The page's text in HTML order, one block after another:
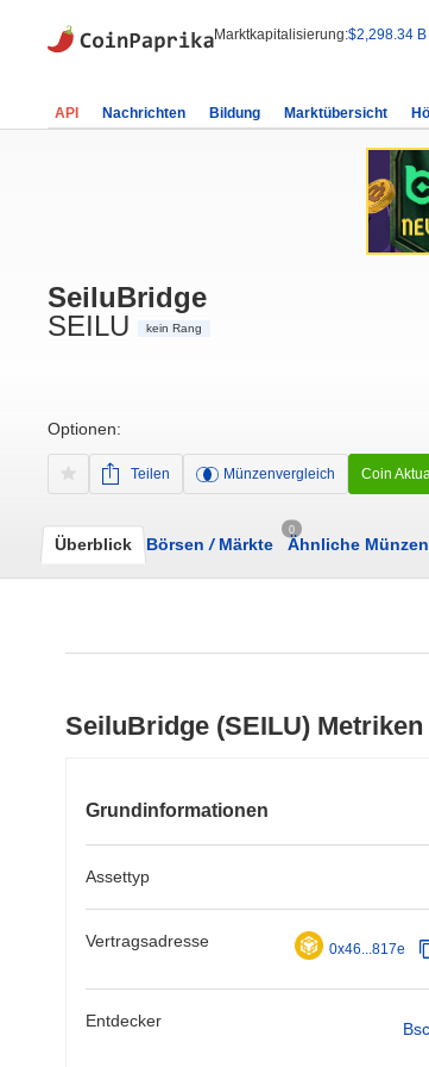
Marktkapitalisierung:$2,298.34 B
API Nachrichten Bildung Marktübersicht
SeiluBridge
SEILU
kein Rang
Optionen:
Teilen Münzenvergleich Coin
Überblick Börsen /Märkte
0
Ähnliche Münzen
SeiluBridge (SEILU) Metriken
Grundinformationen
Assettyp
Vertragsadresse 0x46...817e
Entdecker